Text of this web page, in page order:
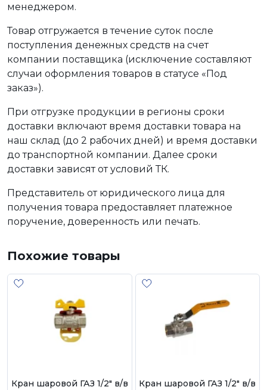
менеджером.
Товар отгружается в течение суток после
поступления денежных средств на счет
компании поставщика (исключение составляют
случаи оформления товаров в статусе «Под
заказ»).
При отгрузке продукции в регионы сроки
доставки включают время доставки товара на
наш склад (до 2 рабочих дней) и время доставки
до транспортной компании. Далее сроки
доставки зависят от условий ТК.
Представитель от юридического лица для
получения товара предоставляет платежное
поручение, доверенность или печать.
Похожие товары
Кран шаровой ГАЗ 1/2" в/в
Кран шаровой ГАЗ 1/2" в/в